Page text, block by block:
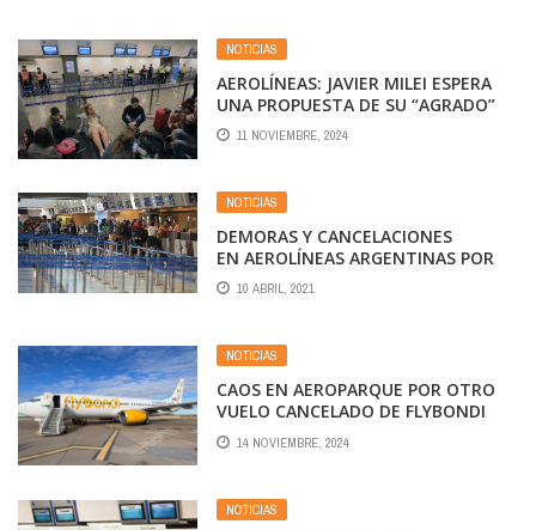
NOTICIAS
AEROLÍNEAS: JAVIER MILEI ESPERA
UNA PROPUESTA DE SU “AGRADO”
DE LOS GREMIOS O AMENAZA CON
CORTAR FONDOS Y CERRARLA
11 NOVIEMBRE, 2024
NOTICIAS
DEMORAS Y CANCELACIONES
EN AEROLÍNEAS ARGENTINAS POR
UN PARO
10 ABRIL, 2021
NOTICIAS
CAOS EN AEROPARQUE POR OTRO
VUELO CANCELADO DE FLYBONDI
14 NOVIEMBRE, 2024
NOTICIAS